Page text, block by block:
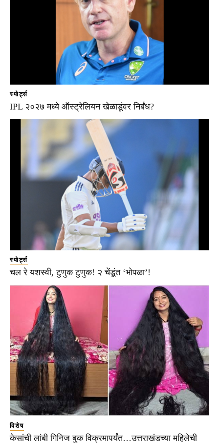
स्पोर्ट्स
IPL २०२७ मध्ये ऑस्ट्रेलियन खेळाडूंवर निर्बंध?
स्पोर्ट्स
चल रे यशस्वी, टुणुक टुणुक! २ चेंडूंत ‘भोपळा’!
विशेष
केसांची लांबी गिनिज बुक विक्रमापर्यंत…उत्तराखंडच्या महिलेची